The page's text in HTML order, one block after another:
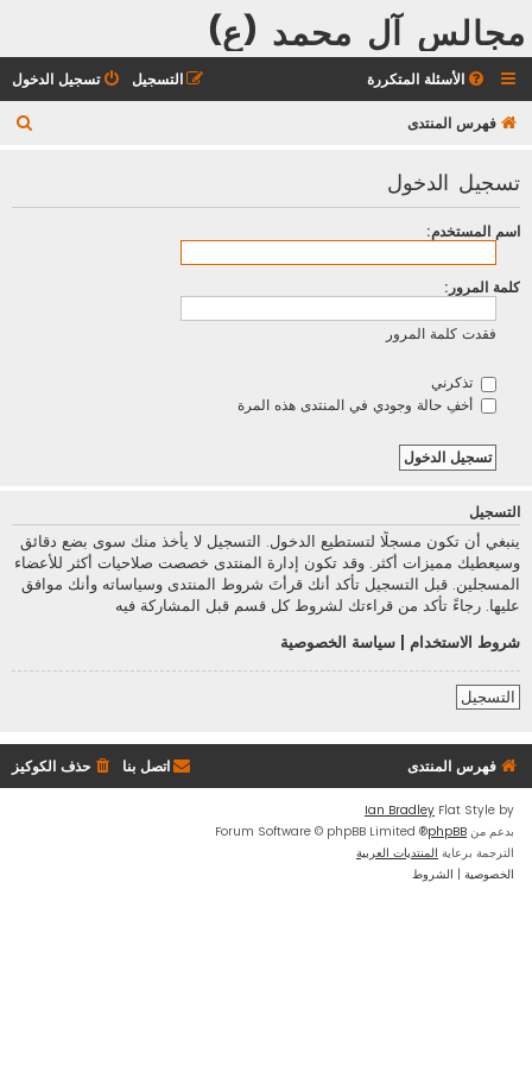
مجالس آل محمد (ع)
الأسئلة المتكررة تسجيل الدخول التسجيل
فهرس المنتدى
تسجيل الدخول
اسم المستخدم:
كلمة المرور:
فقدت كلمة المرور
تذكرني
أخفِ حالة وجودي في المنتدى هذه المرة
التسجيل
ينبغي أن تكون مسجلًا لتستطيع الدخول. التسجيل لا يأخذ منك سوى بضع دقائق
وسيعطيك مميزات أكثر. وقد تكون إدارة المنتدى خصصت صلاحيات أكثر للأعضاء
المسجلين. قبل التسجيل تأكد أنك قرأتَ شروط المنتدى وسياساته وأنك موافق
عليها. رجاءً تأكد من قراءتك لشروط كل قسم قبل المشاركة فيه
شروط الاستخدام
سياسة الخصوصية
التسجيل
فهرس المنتدى حذف الكوكيز اتصل بنا
Flat Style by
Ian Bradley
بدعم من phpBB
® Forum Software © phpBB Limited
الترجمة برعاية المنتديات العربية
الخصوصية | الشروط